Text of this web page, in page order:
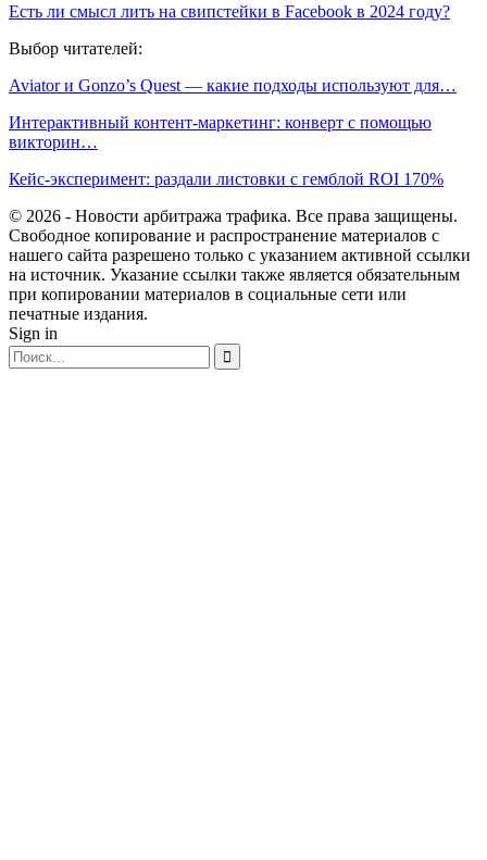
Есть ли смысл лить на свипстейки в Facebook в 2024 году?
Выбор читателей:
Aviator и Gonzo’s Quest — какие подходы используют для…
Интерактивный контент-маркетинг: конверт с помощью
викторин…
Кейс-эксперимент: раздали листовки с гемблой ROI 170%
© 2026 - Новости арбитража трафика. Все права защищены.
Свободное копирование и распространение материалов с
нашего сайта разрешено только с указанием активной ссылки
на источник. Указание ссылки также является обязательным
при копировании материалов в социальные сети или
печатные издания.
Sign in